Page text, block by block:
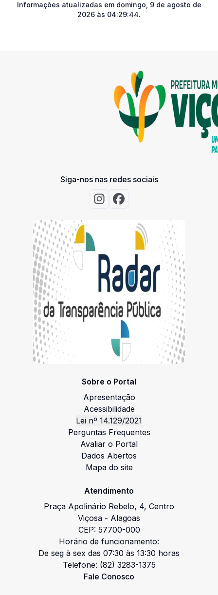
Informações atualizadas em domingo, 9 de agosto de
2026 às 04:29:44.
Siga-nos nas redes sociais
Acessar Instagram
Acessar Facebook
Sobre o Portal
Apresentação
Acessibilidade
Lei nº 14.129/2021
Perguntas Frequentes
Avaliar o Portal
Dados Abertos
Mapa do site
Atendimento
Praça Apolinário Rebelo, 4, Centro
Viçosa - Alagoas
CEP: 57700-000
Horário de funcionamento:
De seg à sex das 07:30 às 13:30 horas
Telefone: (82) 3283-1375
Fale Conosco